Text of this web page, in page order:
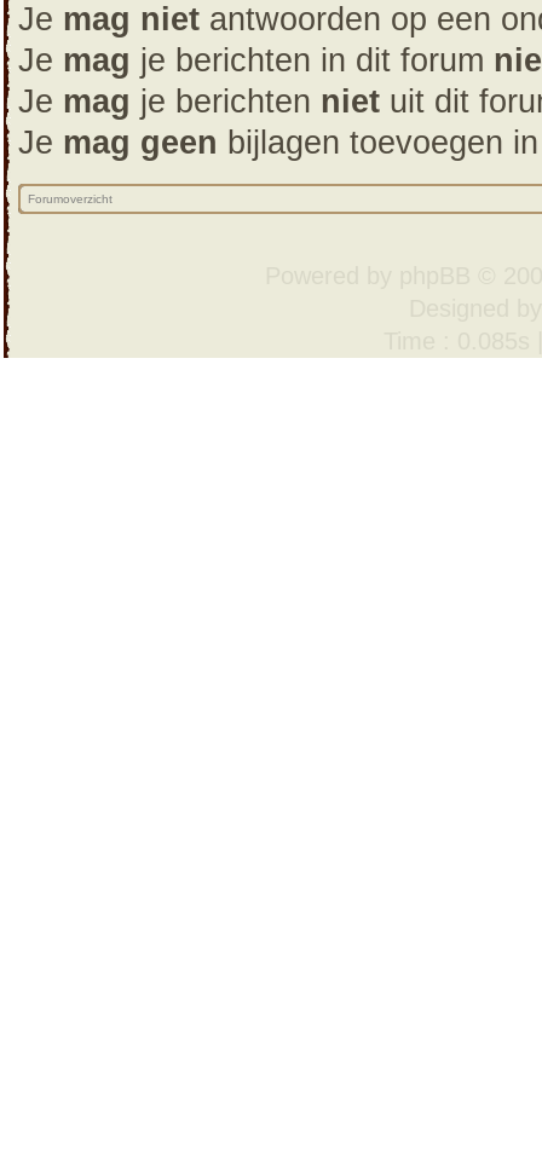
Je mag niet antwoorden op een
Je mag je berichten in dit forum
Je mag je berichten niet uit dit
Je mag geen bijlagen toevoegen
Forumoverzicht